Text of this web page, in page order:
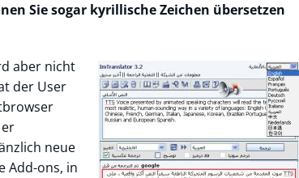
Sie sogar kyrillische Zeichen übersetzen
aber nicht
der User
neue
Add-ons, in